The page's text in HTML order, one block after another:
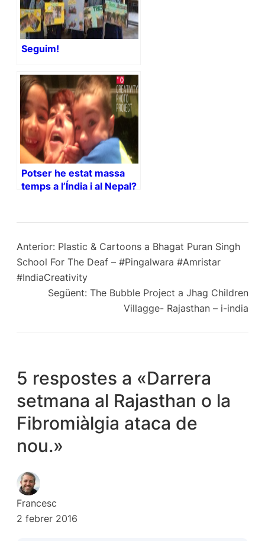
Seguim!
Potser he estat massa
temps a l’Índia i al Nepal?
Anterior: Plastic & Cartoons a Bhagat Puran Singh
School For The Deaf – #Pingalwara #Amristar
#IndiaCreativity
Següent: The Bubble Project a Jhag Children
Villagge- Rajasthan – i-india
5 respostes a «Darrera
setmana al Rajasthan o la
Fibromiàlgia ataca de
nou.»
Francesc
2 febrer 2016